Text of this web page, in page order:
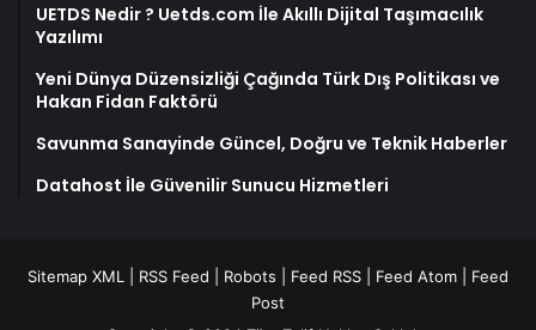
UETDS Nedir ? Uetds.com İle Akıllı Dijital Taşımacılık
Yazılımı
Yeni Dünya Düzensizliği Çağında Türk Dış Politikası ve
Hakan Fidan Faktörü
Savunma Sanayinde Güncel, Doğru ve Teknik Haberler
Datahost İle Güvenilir Sunucu Hizmetleri
Sitemap XML RSS Feed Robots Feed RSS Feed Atom
Feed
Post